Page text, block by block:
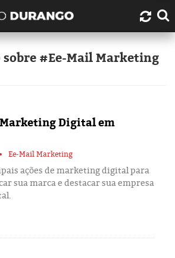
é Durango Duarte?
Amazonas
História
#Ee-Mail Marketing
Marketing Digital em
Ee-Mail Marketing
ações de marketing digital para
sua marca e destacar sua empresa